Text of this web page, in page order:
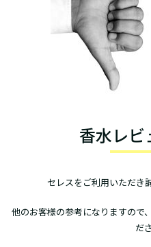
香水レビ
セレスをご利用いただき
他のお客様の参考になりますので
だ